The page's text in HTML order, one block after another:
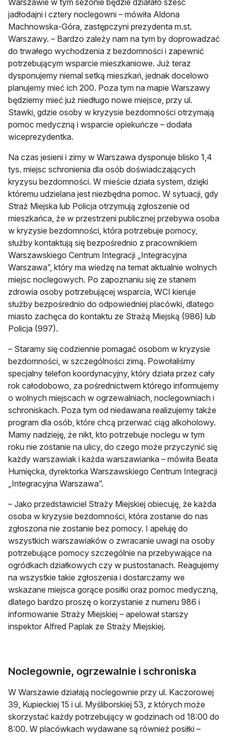
Warszawie w tym sezonie będzie działało sześć
jadłodajni i cztery noclegowni – mówiła Aldona
Machnowska-Góra, zastępczyni prezydenta m.st.
Warszawy. – Bardzo zależy nam na tym by doprowadzać
do trwałego wychodzenia z bezdomności i zapewnić
potrzebującym wsparcie mieszkaniowe. Już teraz
dysponujemy niemal setką mieszkań, jednak docelowo
planujemy mieć ich 200. Poza tym na mapie Warszawy
będziemy mieć już niedługo nowe miejsce, przy ul.
Stawki, gdzie osoby w kryzysie bezdomności otrzymają
pomoc medyczną i wsparcie opiekuńcze – dodała
wiceprezydentka.
Na czas jesieni i zimy w Warszawa dysponuje blisko 1,4
tys. miejsc schronienia dla osób doświadczających
kryzysu bezdomności. W mieście działa system, dzięki
któremu udzielana jest niezbędna pomoc. W sytuacji, gdy
Straż Miejska lub Policja otrzymują zgłoszenie od
mieszkańca, że w przestrzeni publicznej przebywa osoba
w kryzysie bezdomności, która potrzebuje pomocy,
służby kontaktują się bezpośrednio z pracownikiem
Warszawskiego Centrum Integracji „Integracyjna
Warszawa”, który ma wiedzę na temat aktualnie wolnych
miejsc noclegowych. Po zapoznaniu się ze stanem
zdrowia osoby potrzebującej wsparcia, WCI kieruje
służby bezpośrednio do odpowiedniej placówki, dlatego
miasto zachęca do kontaktu ze Strażą Miejską (986) lub
Policja (997).
– Staramy się codziennie pomagać osobom w kryzysie
bezdomności, w szczególności zimą. Powołaliśmy
specjalny telefon koordynacyjny, który działa przez cały
rok całodobowo, za pośrednictwem którego informujemy
o wolnych miejscach w ogrzewalniach, noclegowniach i
schroniskach. Poza tym od niedawana realizujemy także
program dla osób, które chcą przerwać ciąg alkoholowy.
Mamy nadzieję, że nikt, kto potrzebuje noclegu w tym
roku nie zostanie na ulicy, do czego może przyczynić się
każdy warszawiak i każda warszawianka – mówiła Beata
Humięcka, dyrektorka Warszawskiego Centrum Integracji
„Integracyjna Warszawa”.
– Jako przedstawiciel Straży Miejskiej obiecuję, że każda
osoba w kryzysie bezdomności, która zostanie do nas
zgłoszona nie zostanie bez pomocy. I apeluję do
wszystkich warszawiaków o zwracanie uwagi na osoby
potrzebujące pomocy szczególnie na przebywające na
ogródkach działkowych czy w pustostanach. Reagujemy
na wszystkie takie zgłoszenia i dostarczamy we
wskazane miejsca gorące posiłki oraz pomoc medyczną,
dlatego bardzo proszę o korzystanie z numeru 986 i
informowanie Straży Miejskiej – apelował starszy
inspektor Alfred Paplak ze Straży Miejskiej.
Noclegownie, ogrzewalnie i schroniska
W Warszawie działają noclegownie przy ul. Kaczorowej
39, Kupieckiej 15 i ul. Myśliborskiej 53, z których może
skorzystać każdy potrzebujący w godzinach od 18:00 do
8:00. W placówkach wydawane są również posiłki –